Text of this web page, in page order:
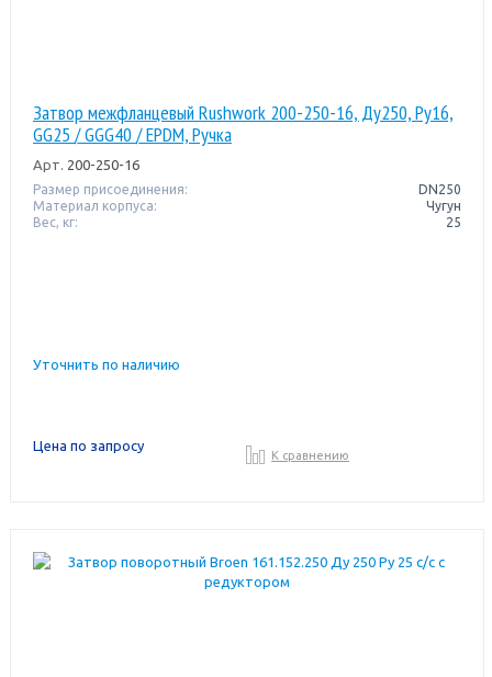
Затвор межфланцевый Rushwork 200-250-16, Ду250, Pу16,
GG25 / GGG40 / EPDM, Ручка
Арт. 200-250-16
Размер присоединения:
DN250
Материал корпуса:
Чугун
Вес, кг:
25
Уточнить по наличию
Цена по запросу
К сравнению